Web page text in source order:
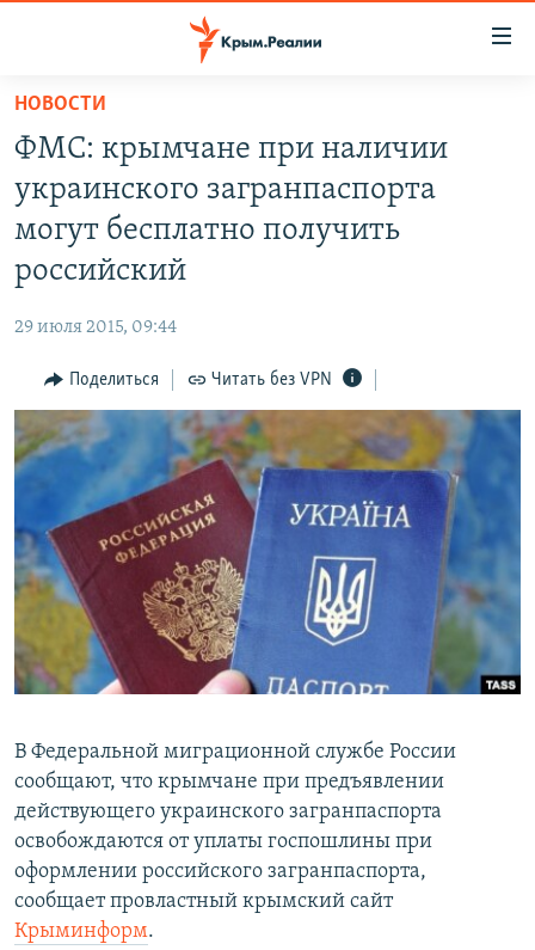
Вернуться
основному
содержанию
Вернутся
главной
Вернутся
поиску
СПЕЦПРОЕКТЫ
КАРТА ВОЕННЫХ ОБЪЕКТОВ КРЫМА
ВОДА
ИСТОРИЯ
ИНФОГРАФИКА
ТЕЛЕПРОЕКТ КРЫМ.РЕАЛИИ
СОВЕТЫ ПРАВОЗАЩИТНИКОВ
ПРОПАВШИЕ БЕЗ ВЕСТИ
ПОБЕДИТЕЛЕЙ НЕ СУДЯТ?
КРЫМ.НЕПОКОРЕННЫЙ
ELIFBE
УКРАИНСКАЯ ПРОБЛЕМА КРЫМА
РАДІО СВОБОДА
КАК ОБОЙТИ БЛОКИРОВКУ
Українською
Qırımtatar
ПРИСОЕДИНЯЙТЕСЬ!
НОВОСТИ
ФМС: крымчане при наличии
украинского загранпаспорта
могут бесплатно получить
российский
29 июля 2015, 09:44
Поделиться Читать без VPN
В Федеральной миграционной службе России
сообщают, что крымчане при предъявлении
действующего украинского загранпаспорта
освобождаются от уплаты госпошлины при
оформлении российского загранпаспорта,
сообщает провластный крымский сайт
Крыминформ.